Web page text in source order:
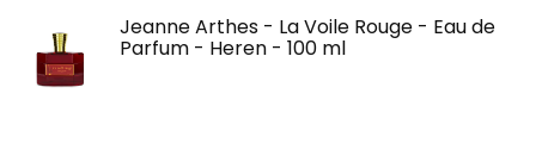
Jeanne Arthes - La Voile Rouge - Eau de
Parfum - Heren - 100 ml